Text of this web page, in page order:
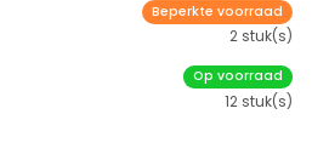
Beperkte voorraad
2 stuk(s)
Op voorraad
12 stuk(s)